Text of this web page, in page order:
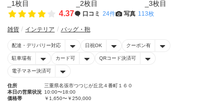
4.37 口コミ 24件 写真 113枚
雑貨 インテリア バッグ・鞄
配達・デリバリー対応 日祝OK クーポン有
駐車場有 カード可 QRコード決済可
電子マネー決済可
住所
三重県名張市つつじが丘北４番町１６０
本日の営業状況 10:00〜18:00
価格帯
￥1,650〜￥250,000